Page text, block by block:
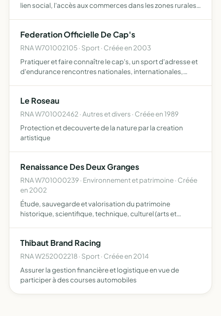
lien social, l'accès aux commerces dans les zones rurales
Federation Officielle De Cap's
RNA W701002105 · Sport · Créée en 2003
Pratiquer et faire connaître le cap's, un sport d'adresse et
d'endurance rencontres nationales, internationales,
Le Roseau
RNA W701002462 · Autres et divers · Créée en 1989
Protection et decouverte de la nature par la creation
artistique
Renaissance Des Deux Granges
RNA W701000239 · Environnement et patrimoine · Créée
en 2002
Étude, sauvegarde et valorisation du patrimoine
historique, scientifique, technique, culturel (arts et
d'animation, …
Thibaut Brand Racing
RNA W252002218 · Sport · Créée en 2014
Assurer la gestion financière et logistique en vue de
participer à des courses automobiles